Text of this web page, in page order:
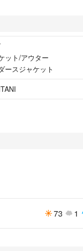
ット/アウター
ースジャケット
73 1